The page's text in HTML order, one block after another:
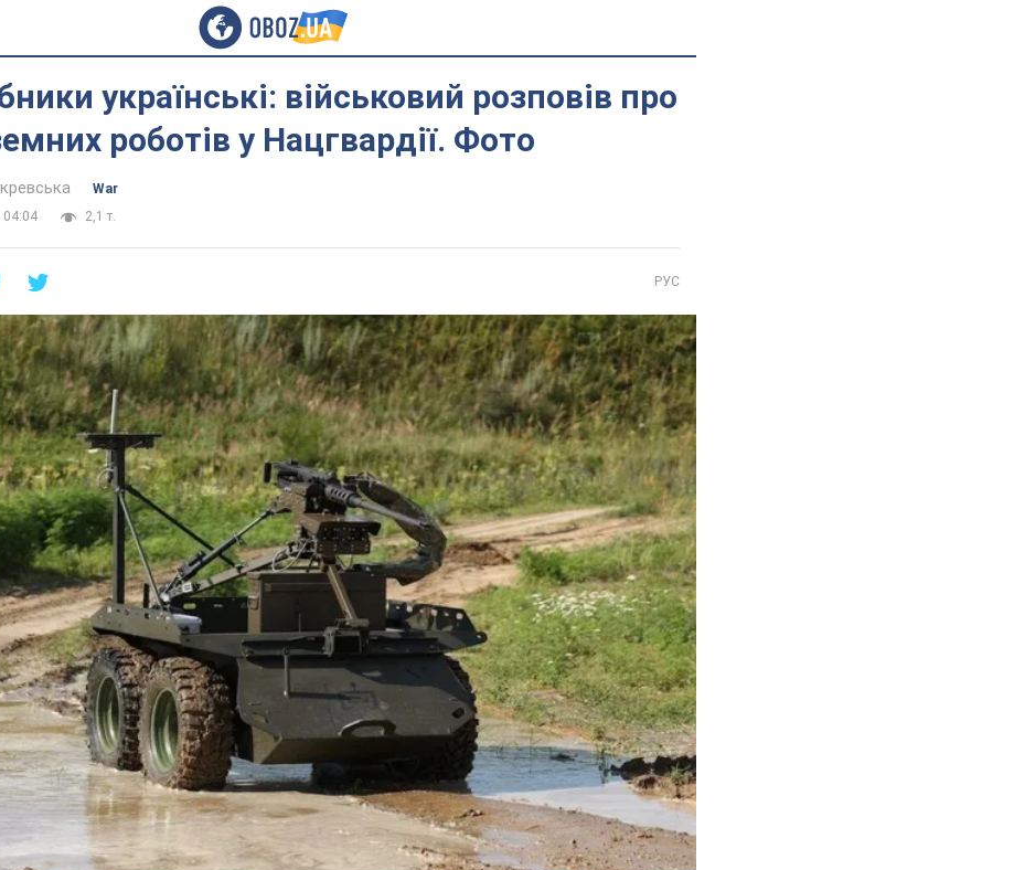
українські: військовий розповів про
роботів у Нацгвардії. Фото
War
04:04
2,1 т.
РУС